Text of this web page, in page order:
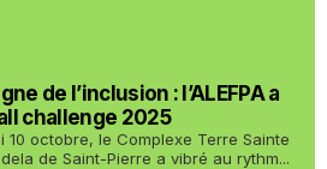
de l’inclusion : l’ALEFPA a
challenge 2025
10 octobre, le Complexe Terre Sainte
de Saint-Pierre a vibré au rythm...